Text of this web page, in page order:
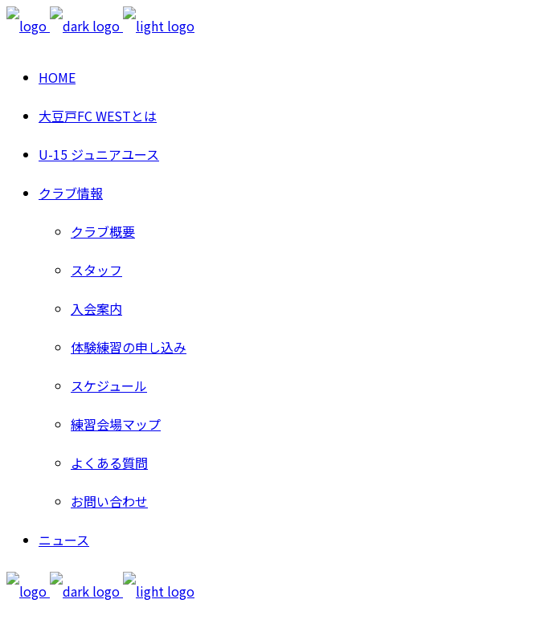
HOME
大豆戸FC WESTとは
U-15 ジュニアユース
クラブ情報
クラブ概要
スタッフ
入会案内
体験練習の申し込み
スケジュール
練習会場マップ
よくある質問
お問い合わせ
ニュース